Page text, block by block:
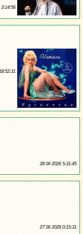
3:14:56
28 06 2026 5:31:45
27 06 2026 0:15:31